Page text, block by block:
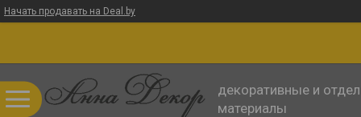
Начать продавать на Deal.by
декоративные и
материалы